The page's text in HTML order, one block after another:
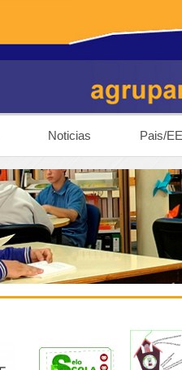
Noticias Pais/EE